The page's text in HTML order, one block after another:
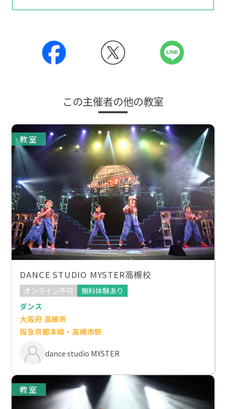
この主催者の他の教室
教室
DANCE STUDIO MYSTER高槻校
オンライン不可
無料体験あり
ダンス
大阪府 高槻市
阪急京都本線・高槻市駅
dance studio MYSTER
教室